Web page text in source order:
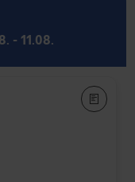
- 11.08.